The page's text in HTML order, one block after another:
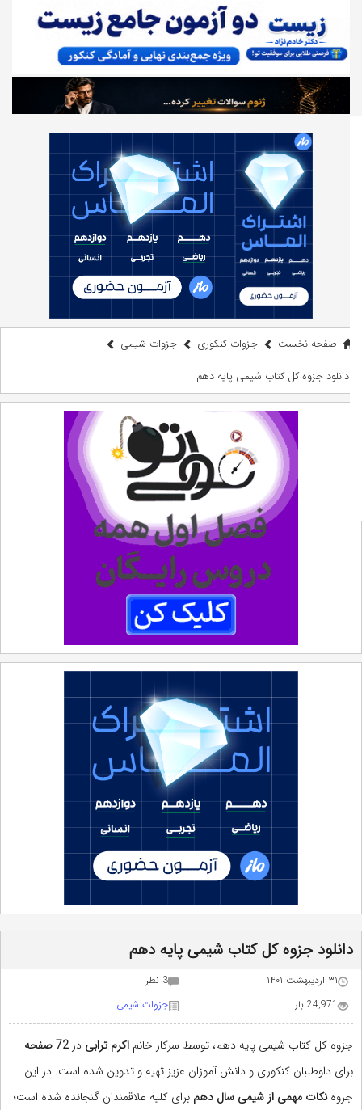
صفحه نخست جزوات کنکوری
جزوات شیمی
دانلود جزوه کل کتاب شیمی پایه دهم
دانلود جزوه کل کتاب شیمی پایه دهم
۳۱ اردیبهشت ۱۴۰۱
3 نظر
24,971 بار
جزوات شیمی
جزوه کل کتاب شیمی پایه دهم، توسط سرکار خانم اکرم ترابی در
صفحه
برای داوطلبان کنکوری و دانش آموزان عزیز تهیه و تدوین شده است. در این
جزوهنکات مهمی از شیمی سال دهم برای کلیه علاقمندان گنجانده شده است؛